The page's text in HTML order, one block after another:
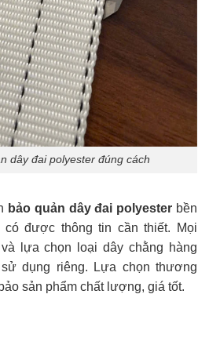
dây đai polyester đúng cách
bảo quản dây đai polyester bền
có được thông tin cần thiết. Mọi
lựa chọn loại dây chằng hàng
dụng riêng. Lựa chọn thương
sản phẩm chất lượng, giá tốt.